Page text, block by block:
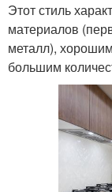
Этот стиль
материалов
металл),
большим